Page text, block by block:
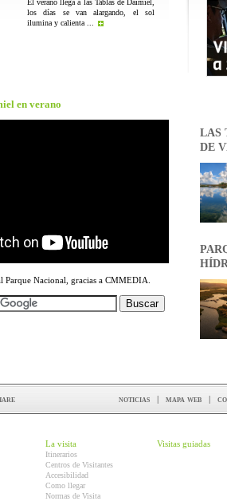
El verano llega a las Tablas de Daimiel,
los días se van alargando, el sol
ilumina y calienta ...
en verano
Parque Nacional, gracias a CMMEDIA.
LAS
DE
noticias | mapa web |
La visita
Itinerarios
Centros de Visitantes
Accesibilidad
Como llegar
Normas de Visita
Visitas guiadas